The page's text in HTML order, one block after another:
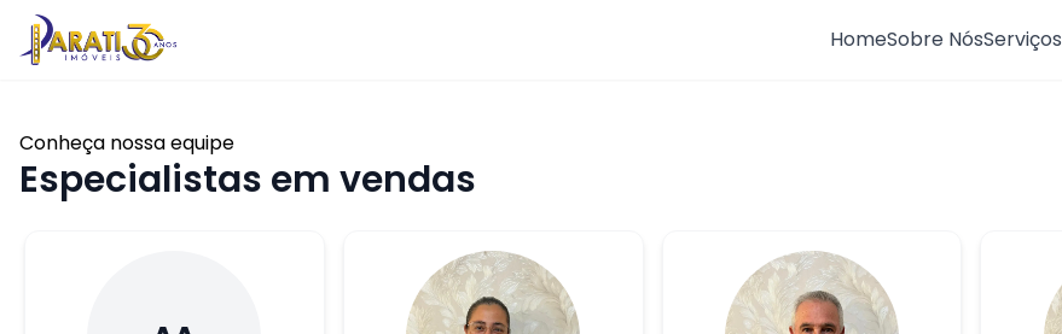
HomeSobre NósServiços
Conheça nossa equipe
Especialistas em vendas